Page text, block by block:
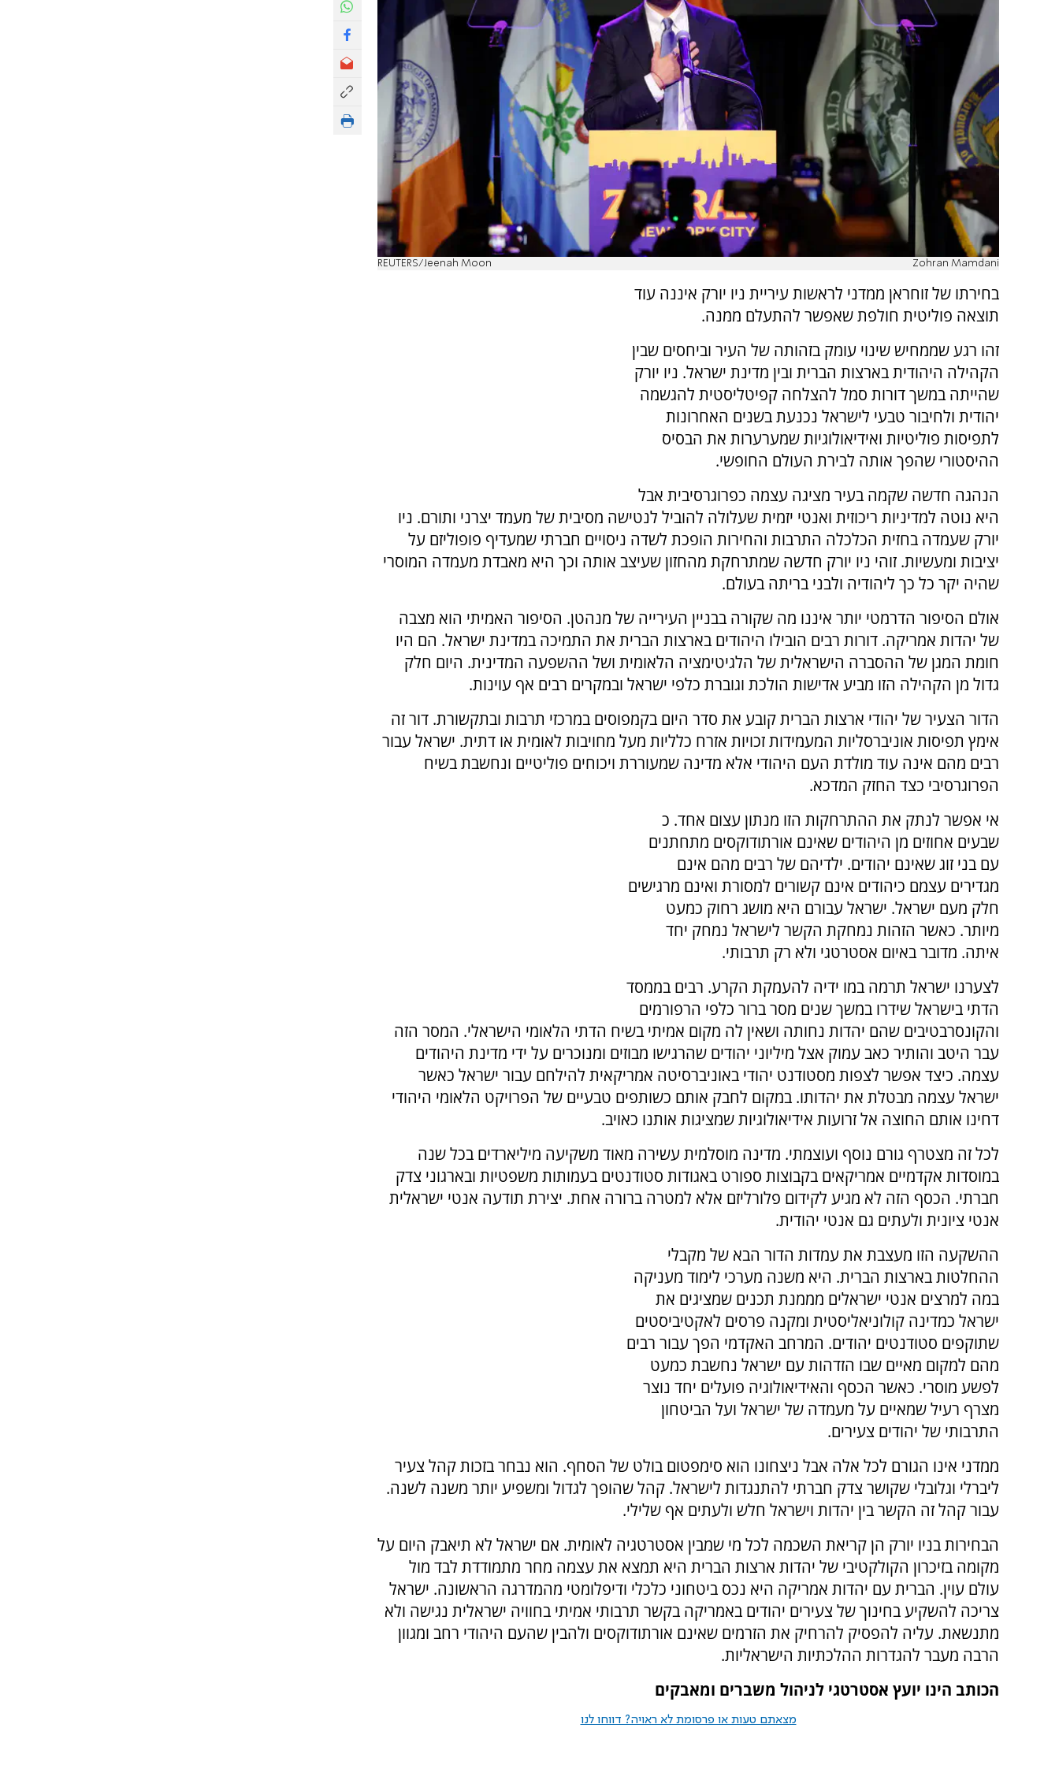
Zohran Mamdani
REUTERS/Jeenah Moon
בחירתו של זוחראן ממדני לראשות עיריית ניו יורק איננה עוד
תוצאה פוליטית חולפת שאפשר להתעלם ממנה.
זהו רגע שממחיש שינוי עומק בזהותה של העיר וביחסים שבין
הקהילה היהודית בארצות הברית ובין מדינת ישראל. ניו יורק
שהייתה במשך דורות סמל להצלחה קפיטליסטית להגשמה
יהודית ולחיבור טבעי לישראל נכנעת בשנים האחרונות
לתפיסות פוליטיות ואידיאולוגיות שמערערות את הבסיס
ההיסטורי שהפך אותה לבירת העולם החופשי.
הנהגה חדשה שקמה בעיר מציגה עצמה כפרוגרסיבית אבל
היא נוטה למדיניות ריכוזית ואנטי יזמית שעלולה להוביל לנטישה מסיבית של מעמד יצרני ותורם. ניו
יורק שעמדה בחזית הכלכלה התרבות והחירות הופכת לשדה ניסויים חברתי שמעדיף פופוליזם על
יציבות ומעשיות. זוהי ניו יורק חדשה שמתרחקת מהחזון שעיצב אותה וכך היא מאבדת מעמדה המוסרי
שהיה יקר כל כך ליהודיה ולבני בריתה בעולם.
אולם הסיפור הדרמטי יותר איננו מה שקורה בבניין העירייה של מנהטן. הסיפור האמיתי הוא מצבה
של יהדות אמריקה. דורות רבים הובילו היהודים בארצות הברית את התמיכה במדינת ישראל. הם היו
חומת המגן של ההסברה הישראלית של הלגיטימציה הלאומית ושל ההשפעה המדינית. היום חלק
גדול מן הקהילה הזו מביע אדישות הולכת וגוברת כלפי ישראל ובמקרים רבים אף עוינות.
הדור הצעיר של יהודי ארצות הברית קובע את סדר היום בקמפוסים במרכזי תרבות ובתקשורת. דור זה
אימץ תפיסות אוניברסליות המעמידות זכויות אזרח כלליות מעל מחויבות לאומית או דתית. ישראל עבור
רבים מהם אינה עוד מולדת העם היהודי אלא מדינה שמעוררת ויכוחים פוליטיים ונחשבת בשיח
הפרוגרסיבי כצד החזק המדכא.
אי אפשר לנתק את ההתרחקות הזו מנתון עצום אחד. כ
שבעים אחוזים מן היהודים שאינם אורתודוקסים מתחתנים
עם בני זוג שאינם יהודים. ילדיהם של רבים מהם אינם
מגדירים עצמם כיהודים אינם קשורים למסורת ואינם מרגישים
חלק מעם ישראל. ישראל עבורם היא מושג רחוק כמעט
מיותר. כאשר הזהות נמחקת הקשר לישראל נמחק יחד
איתה. מדובר באיום אסטרטגי ולא רק תרבותי.
לצערנו ישראל תרמה במו ידיה להעמקת הקרע. רבים בממסד
הדתי בישראל שידרו במשך שנים מסר ברור כלפי הרפורמים
והקונסרבטיבים שהם יהדות נחותה ושאין לה מקום אמיתי בשיח הדתי הלאומי הישראלי. המסר הזה
עבר היטב והותיר כאב עמוק אצל מיליוני יהודים שהרגישו מבוזים ומנוכרים על ידי מדינת היהודים
עצמה. כיצד אפשר לצפות מסטודנט יהודי באוניברסיטה אמריקאית להילחם עבור ישראל כאשר
ישראל עצמה מבטלת את יהדותו. במקום לחבק אותם כשותפים טבעיים של הפרויקט הלאומי היהודי
דחינו אותם החוצה אל זרועות אידיאולוגיות שמציגות אותנו כאויב.
לכל זה מצטרף גורם נוסף ועוצמתי. מדינה מוסלמית עשירה מאוד משקיעה מיליארדים בכל שנה
במוסדות אקדמיים אמריקאים בקבוצות ספורט באגודות סטודנטים בעמותות משפטיות ובארגוני צדק
חברתי. הכסף הזה לא מגיע לקידום פלורליזם אלא למטרה ברורה אחת. יצירת תודעה אנטי ישראלית
אנטי ציונית ולעתים גם אנטי יהודית.
ההשקעה הזו מעצבת את עמדות הדור הבא של מקבלי
ההחלטות בארצות הברית. היא משנה מערכי לימוד מעניקה
במה למרצים אנטי ישראלים מממנת תכנים שמציגים את
ישראל כמדינה קולוניאליסטית ומקנה פרסים לאקטיביסטים
שתוקפים סטודנטים יהודים. המרחב האקדמי הפך עבור רבים
מהם למקום מאיים שבו הזדהות עם ישראל נחשבת כמעט
לפשע מוסרי. כאשר הכסף והאידיאולוגיה פועלים יחד נוצר
מצרף רעיל שמאיים על מעמדה של ישראל ועל הביטחון
התרבותי של יהודים צעירים.
ממדני אינו הגורם לכל אלה אבל ניצחונו הוא סימפטום בולט של הסחף. הוא נבחר בזכות קהל צעיר
ליברלי וגלובלי שקושר צדק חברתי להתנגדות לישראל. קהל שהופך לגדול ומשפיע יותר משנה לשנה.
עבור קהל זה הקשר בין יהדות וישראל חלש ולעתים אף שלילי.
הבחירות בניו יורק הן קריאת השכמה לכל מי שמבין אסטרטגיה לאומית. אם ישראל לא תיאבק היום על
מקומה בזיכרון הקולקטיבי של יהדות ארצות הברית היא תמצא את עצמה מחר מתמודדת לבד מול
עולם עוין. הברית עם יהדות אמריקה היא נכס ביטחוני כלכלי ודיפלומטי מהמדרגה הראשונה. ישראל
צריכה להשקיע בחינוך של צעירים יהודים באמריקה בקשר תרבותי אמיתי בחוויה ישראלית נגישה ולא
מתנשאת. עליה להפסיק להרחיק את הזרמים שאינם אורתודוקסים ולהבין שהעם היהודי רחב ומגוון
הרבה מעבר להגדרות ההלכתיות הישראליות.
הכותב הינו יועץ אסטרטגי לניהול משברים ומאבקים
מצאתם טעות או פרסומת לא ראויה? דווחו לנו